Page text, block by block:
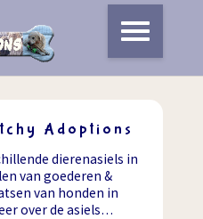
Adoptions
dierenasiels in
van goederen &
van honden in
over de asiels…